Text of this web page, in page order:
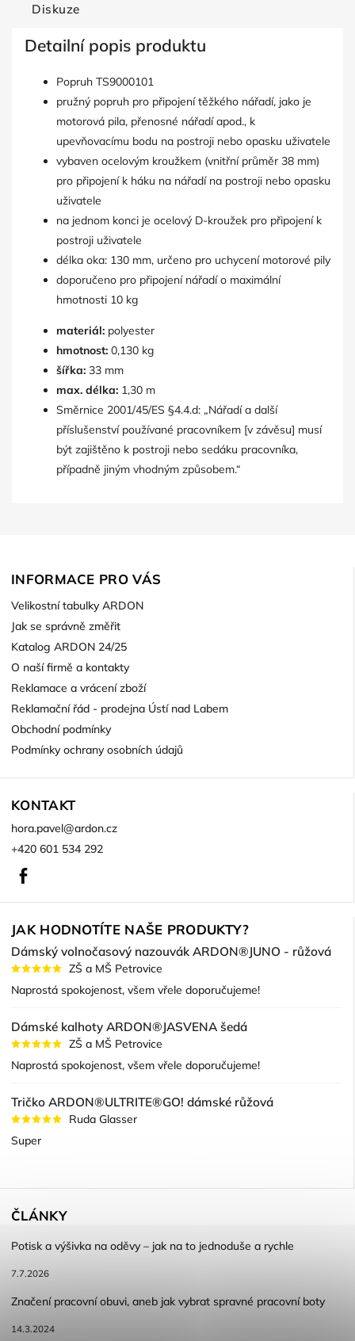
Diskuze
Detailní popis produktu
Popruh TS9000101
pružný popruh pro připojení těžkého nářadí, jako je
motorová pila, přenosné nářadí apod., k
upevňovacímu bodu na postroji nebo opasku uživatele
vybaven ocelovým kroužkem (vnitřní průměr 38 mm)
pro připojení k háku na nářadí na postroji nebo opasku
uživatele
na jednom konci je ocelový D-kroužek pro připojení k
postroji uživatele
délka oka: 130 mm, určeno pro uchycení motorové pily
doporučeno pro připojení nářadí o maximální
hmotnosti 10 kg
materiál: polyester
hmotnost: 0,130 kg
šířka: 33 mm
max. délka: 1,30 m
Směrnice 2001/45/ES §4.4.d: „Nářadí a další
příslušenství používané pracovníkem [v závěsu] musí
být zajištěno k postroji nebo sedáku pracovníka,
případně jiným vhodným způsobem.“
INFORMACE PRO VÁS
Velikostní tabulky ARDON
Jak se správně změřit
Katalog ARDON 24/25
O naší firmě a kontakty
Reklamace a vrácení zboží
Reklamační řád - prodejna Ústí nad Labem
Obchodní podmínky
Podmínky ochrany osobních údajů
KONTAKT
hora.pavel@ardon.cz
+420 601 534 292
JAK HODNOTÍTE NAŠE PRODUKTY?
Dámský volnočasový nazouvák ARDON®JUNO - růžová
ZŠ a MŠ Petrovice
Naprostá spokojenost, všem vřele doporučujeme!
Dámské kalhoty ARDON®JASVENA šedá
ZŠ a MŠ Petrovice
Naprostá spokojenost, všem vřele doporučujeme!
Tričko ARDON®ULTRITE®GO! dámské růžová
Ruda Glasser
Super
ČLÁNKY
Potisk a výšivka na oděvy – jak na to jednoduše a rychle
7.7.2026
Značení pracovní obuvi, aneb jak vybrat spravné pracovní boty
14.3.2024